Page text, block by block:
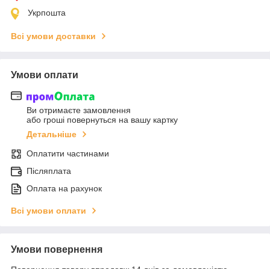
Укрпошта
Всі умови доставки
Умови оплати
Ви отримаєте замовлення
або гроші повернуться на вашу картку
Детальніше
Оплатити частинами
Післяплата
Оплата на рахунок
Всі умови оплати
Умови повернення